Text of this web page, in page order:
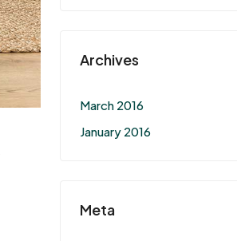
Archives
March 2016
January 2016
Meta